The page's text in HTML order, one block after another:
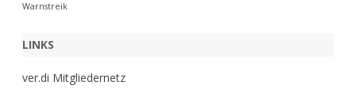
Warnstreik
LINKS
ver.di Mitgliedernetz